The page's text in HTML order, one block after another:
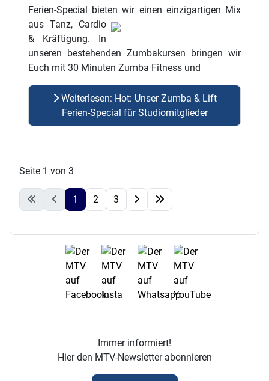
Ferien-Special bieten wir einen einzigartigen Mix
aus Tanz, Cardio
& Kräftigung. In
unseren bestehenden Zumbakursen bringen wir
Euch mit 30 Minuten Zumba Fitness und
Weiterlesen: Hot: Unser Zumba & Lift
Ferien-Special für Studiomitglieder
Seite 1 von 3
1 2 3
Immer informiert!
Hier den MTV-Newsletter abonnieren